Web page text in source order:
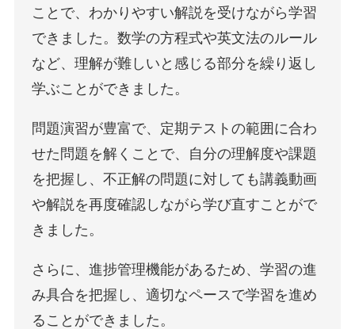
ことで、わかりやすい解説を受けながら学習
できました。数学の方程式や英文法のルール
など、理解が難しいと感じる部分を繰り返し
学ぶことができました。
問題演習が豊富で、定期テストの範囲に合わ
せた問題を解くことで、自分の理解度や課題
を把握し、不正解の問題に対しても講義動画
や解説を再度確認しながら学び直すことがで
きました。
さらに、進捗管理機能があるため、学習の進
み具合を把握し、適切なペースで学習を進め
ることができました。